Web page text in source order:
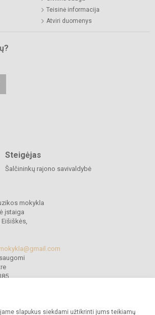
slapukus siekdami užtikrinti jums teikiamų
Teisinė informacija
Atviri duomenys
Steigėjas
Šalčininkų rajono savivaldybė
mokykla
įstaiga
Eišiškės,
muzikos mokykla. Visos teisės saugomos.